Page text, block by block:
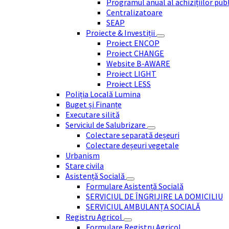
Programul anual al achizițiilor
Centralizatoare
SEAP
Proiecte & Investiții
Proiect ENCOP
Proiect CHANGE
Website B-AWARE
Proiect LIGHT
Proiect LESS
Poliția Locală Lumina
Buget și Finanțe
Executare silită
Serviciul de Salubrizare
Colectare separată deșeuri
Colectare deșeuri vegetale
Urbanism
Stare civila
Asistență Socială
Formulare Asistență Socială
SERVICIUL DE ÎNGRIJIRE LA DOMICILIU
SERVICIUL AMBULANȚA SOCIALĂ
Registru Agricol
Formulare Registru Agricol